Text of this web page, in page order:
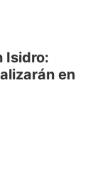
Isidro:
en